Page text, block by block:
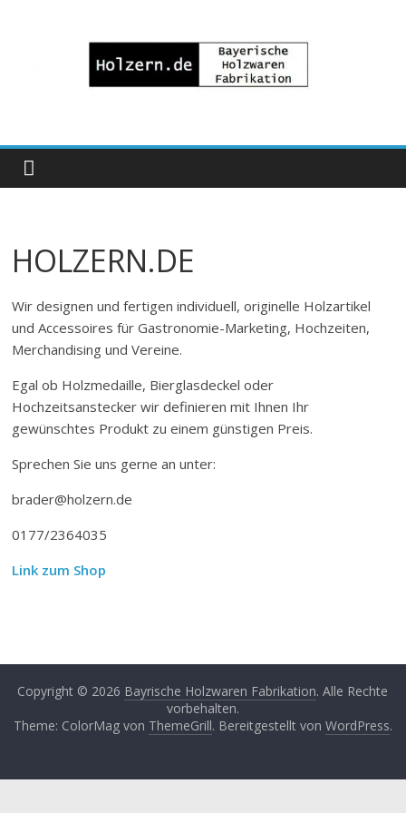
Bayrische
Holzwaren
Fabrikation
HOLZERN.DE
Wir designen und fertigen individuell, originelle Holzartikel
und Accessoires für Gastronomie-Marketing, Hochzeiten,
Merchandising und Vereine.
Egal ob Holzmedaille, Bierglasdeckel oder
Hochzeitsanstecker wir definieren mit Ihnen Ihr
gewünschtes Produkt zu einem günstigen Preis.
Sprechen Sie uns gerne an unter:
brader@holzern.de
0177/2364035
Link zum Shop
Copyright © 2026 Bayrische Holzwaren Fabrikation. Alle Rechte
vorbehalten.
Theme: ColorMag von ThemeGrill. Bereitgestellt von WordPress.